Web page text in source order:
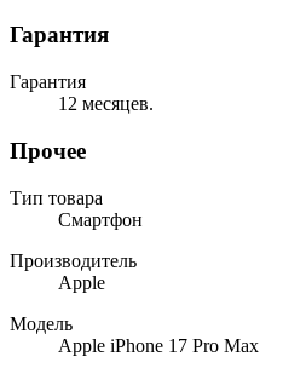
Гарантия
Гарантия
12 месяцев.
Прочее
Тип товара
Смартфон
Производитель
Apple
Модель
Apple iPhone 17 Pro Max